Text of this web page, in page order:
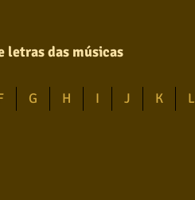
letras das músicas
G H I J K L